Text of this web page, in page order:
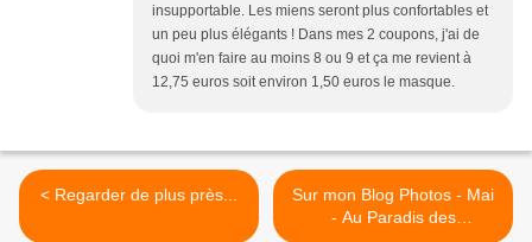
insupportable. Les miens seront plus confortables et
un peu plus élégants ! Dans mes 2 coupons, j'ai de
quoi m'en faire au moins 8 ou 9 et ça me revient à
12,75 euros soit environ 1,50 euros le masque.
< Regarder de plus près...
Sur mon Blog Photos - Mai
- Au Paradis des